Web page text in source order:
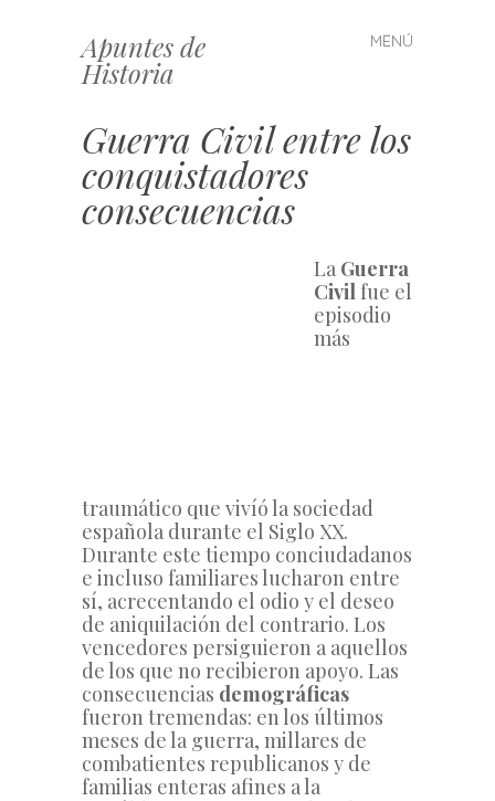
Apuntes de
Historia
MENÚ
Saltar
al
Guerra Civil entre los
conquistadores
consecuencias
La Guerra
Civil fue el
episodio
más
traumático que vivíó la sociedad
española durante el Siglo XX.
Durante este tiempo conciudadanos
e incluso familiares lucharon entre
sí, acrecentando el odio y el deseo
de aniquilación del contrario. Los
vencedores persiguieron a aquellos
de los que no recibieron apoyo. Las
consecuencias demográficas
fueron tremendas: en los últimos
meses de la guerra, millares de
combatientes republicanos y de
familias enteras afines a la